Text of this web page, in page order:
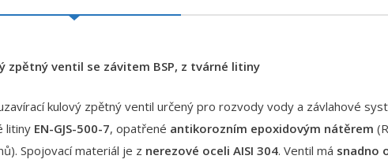
zpětný ventil se závitem BSP, z tvárné litiny
kulový zpětný ventil určený pro rozvody vody a závlahové
litiny EN-GJS-500-7, opatřené antikorozním epoxidovým nátěrem
Spojovací materiál je z nerezové oceli AISI 304. Ventil má snadno